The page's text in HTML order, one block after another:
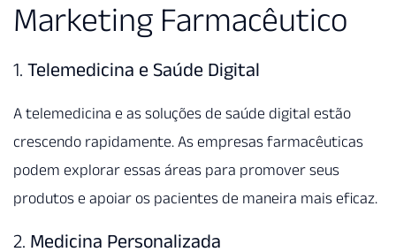
Marketing Farmacêutico
1. Telemedicina e Saúde Digital
A telemedicina e as soluções de saúde digital estão
crescendo rapidamente. As empresas farmacêuticas
podem explorar essas áreas para promover seus
produtos e apoiar os pacientes de maneira mais eficaz.
2. Medicina Personalizada